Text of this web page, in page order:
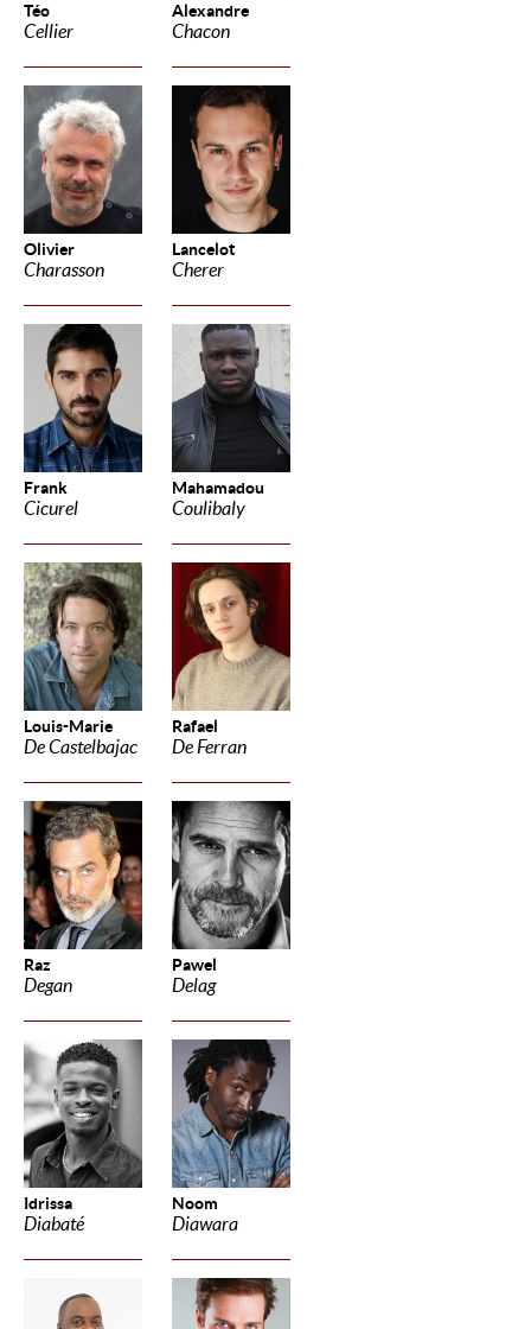
Téo
Cellier
Alexandre
Chacon
Olivier
Charasson
Lancelot
Cherer
Frank
Cicurel
Mahamadou
Coulibaly
Louis-Marie
De Castelbajac
Rafael
De Ferran
Raz
Degan
Pawel
Delag
Idrissa
Diabaté
Noom
Diawara